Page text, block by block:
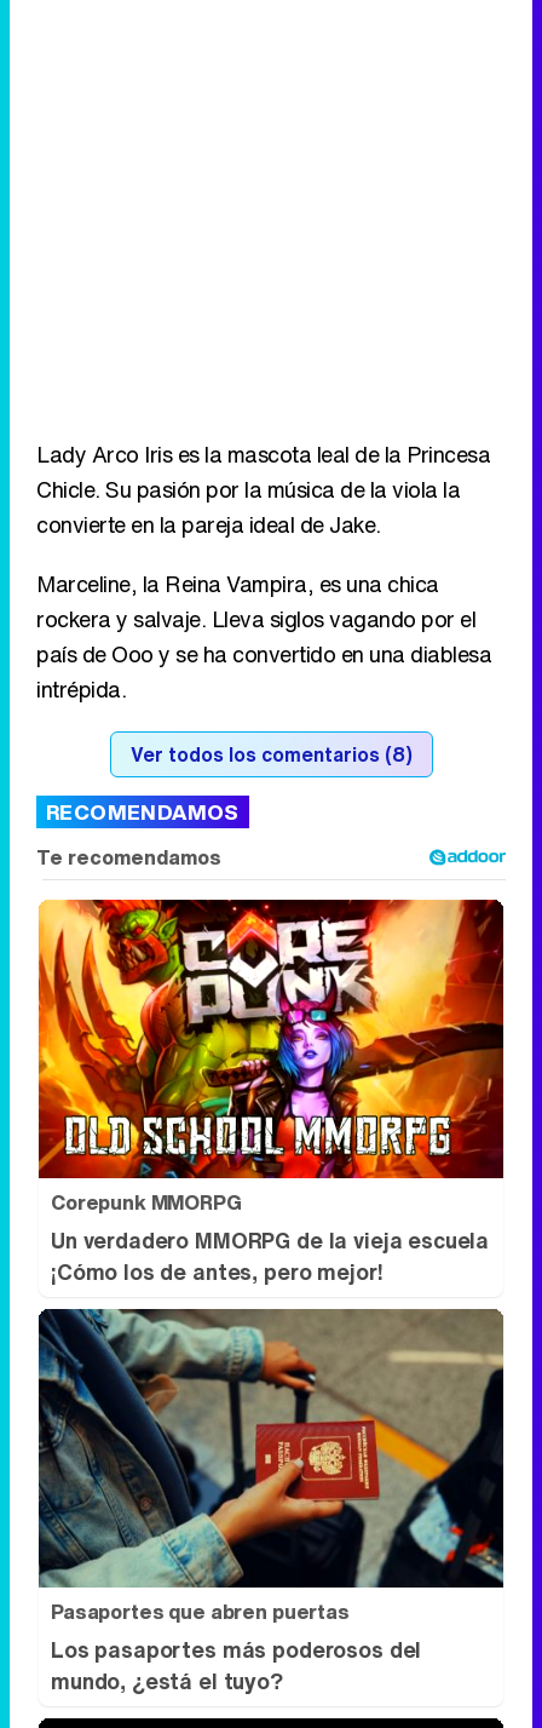
Lady Arco Iris es la mascota leal de la Princesa
Chicle. Su pasión por la música de la viola la
convierte en la pareja ideal de Jake.
Marceline, la Reina Vampira, es una chica
rockera y salvaje. Lleva siglos vagando por el
país de Ooo y se ha convertido en una diablesa
intrépida.
Ver todos los comentarios (8)
RECOMENDAMOS
Corepunk MMORPG
Un verdadero MMORPG de la vieja escuela
¡Cómo los de antes, pero mejor!
Pasaportes que abren puertas
Los pasaportes más poderosos del
mundo, ¿está el tuyo?